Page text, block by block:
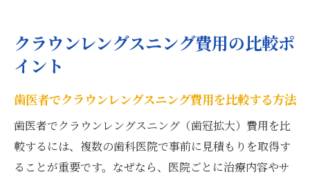
クラウンレングスニング費用の比較ポ
イント
歯医者でクラウンレングスニング費用を比較する方法
歯医者でクラウンレングスニング（歯冠拡大）費用を比
較するには、複数の歯科医院で事前に見積もりを取得す
ることが重要です。なぜなら、医院ごとに治療内容やサ